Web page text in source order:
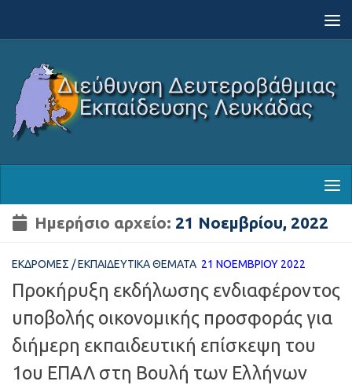
Ημερήσιο αρχείο: 21 Νοεμβρίου, 2022
ΕΚΔΡΟΜΈΣ /ΕΚΠΑΙΔΕΥΤΙΚΆ ΘΈΜΑΤΑ 21 ΝΟΕΜΒΡΊΟΥ 2022
Προκήρυξη εκδήλωσης ενδιαφέροντος
υποβολής οικονομικής προσφοράς για
διήμερη εκπαιδευτική επίσκεψη του
1ου ΕΠΑΛ στη Βουλή των Ελλήνων